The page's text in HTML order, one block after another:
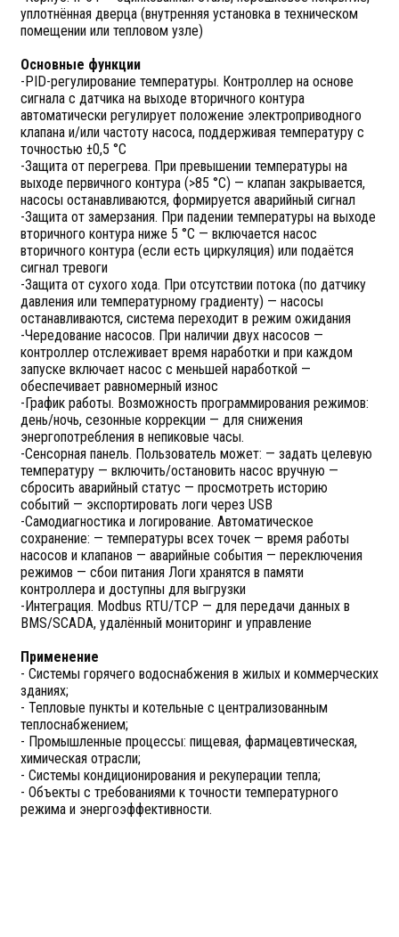
уплотнённая дверца (внутренняя установка в техническом
помещении или тепловом узле)
Основные функции
-PID-регулирование температуры. Контроллер на основе
сигнала с датчика на выходе вторичного контура
автоматически регулирует положение электроприводного
клапана и/или частоту насоса, поддерживая температуру с
точностью ±0,5 °C
-Защита от перегрева. При превышении температуры на
выходе первичного контура (>85 °C) — клапан закрывается,
насосы останавливаются, формируется аварийный сигнал
-Защита от замерзания. При падении температуры на выходе
вторичного контура ниже 5 °C — включается насос
вторичного контура (если есть циркуляция) или подаётся
сигнал тревоги
-Защита от сухого хода. При отсутствии потока (по датчику
давления или температурному градиенту) — насосы
останавливаются, система переходит в режим ожидания
-Чередование насосов. При наличии двух насосов —
контроллер отслеживает время наработки и при каждом
запуске включает насос с меньшей наработкой —
обеспечивает равномерный износ
-График работы. Возможность программирования режимов:
день/ночь, сезонные коррекции — для снижения
энергопотребления в непиковые часы.
-Сенсорная панель. Пользователь может: — задать целевую
температуру — включить/остановить насос вручную —
сбросить аварийный статус — просмотреть историю
событий — экспортировать логи через USB
-Самодиагностика и логирование. Автоматическое
сохранение: — температуры всех точек — время работы
насосов и клапанов — аварийные события — переключения
режимов — сбои питания Логи хранятся в памяти
контроллера и доступны для выгрузки
-Интеграция. Modbus RTU/TCP — для передачи данных в
BMS/SCADA, удалённый мониторинг и управление
Применение
- Системы горячего водоснабжения в жилых и коммерческих
зданиях;
- Тепловые пункты и котельные с централизованным
теплоснабжением;
- Промышленные процессы: пищевая, фармацевтическая,
химическая отрасли;
- Системы кондиционирования и рекуперации тепла;
- Объекты с требованиями к точности температурного
режима и энергоэффективности.